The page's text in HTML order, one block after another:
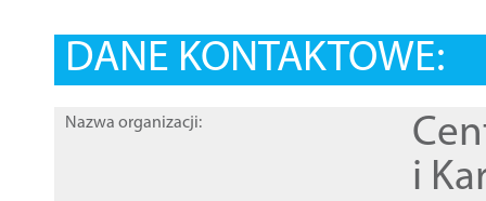
DANE KONTAKTOWE:
Nazwa organizacji:
i